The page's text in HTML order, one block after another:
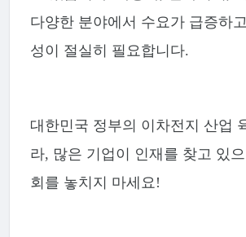
다양한 분야에서 수요가 급증하
성이 절실히 필요합니다.
대한민국 정부의 이차전지 산업
라, 많은 기업이 인재를 찾고 있으
회를 놓치지 마세요!